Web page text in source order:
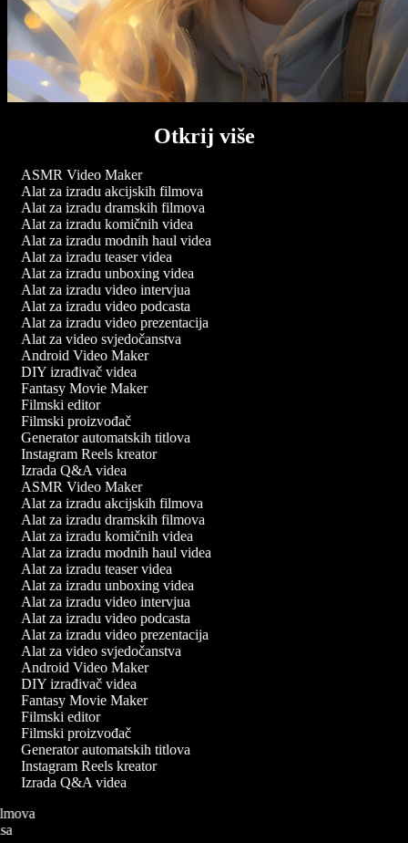
Otkrij više
ASMR Video Maker
Alat za izradu akcijskih filmova
Alat za izradu dramskih filmova
Alat za izradu komičnih videa
Alat za izradu modnih haul videa
Alat za izradu teaser videa
Alat za izradu unboxing videa
Alat za izradu video intervjua
Alat za izradu video podcasta
Alat za izradu video prezentacija
Alat za video svjedočanstva
Android Video Maker
DIY izrađivač videa
Fantasy Movie Maker
Filmski editor
Filmski proizvođač
Generator automatskih titlova
Instagram Reels kreator
Izrada Q&A videa
ASMR Video Maker
Alat za izradu akcijskih filmova
Alat za izradu dramskih filmova
Alat za izradu komičnih videa
Alat za izradu modnih haul videa
Alat za izradu teaser videa
Alat za izradu unboxing videa
Alat za izradu video intervjua
Alat za izradu video podcasta
Alat za izradu video prezentacija
Alat za video svjedočanstva
Android Video Maker
DIY izrađivač videa
Fantasy Movie Maker
Filmski editor
Filmski proizvođač
Generator automatskih titlova
Instagram Reels kreator
Izrada Q&A videa